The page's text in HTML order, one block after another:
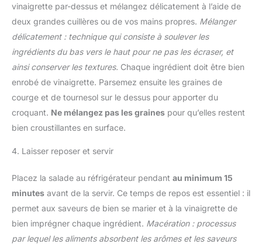
vinaigrette par-dessus et mélangez délicatement à l’aide de
deux grandes cuillères ou de vos mains propres. Mélanger
délicatement : technique qui consiste à soulever les
ingrédients du bas vers le haut pour ne pas les écraser, et
ainsi conserver les textures. Chaque ingrédient doit être bien
enrobé de vinaigrette. Parsemez ensuite les graines de
courge et de tournesol sur le dessus pour apporter du
croquant. Ne mélangez pas les graines pour qu’elles restent
bien croustillantes en surface.
4. Laisser reposer et servir
Placez la salade au réfrigérateur pendant au minimum 15
minutes avant de la servir. Ce temps de repos est essentiel : il
permet aux saveurs de bien se marier et à la vinaigrette de
bien imprégner chaque ingrédient. Macération : processus
par lequel les aliments absorbent les arômes et les saveurs